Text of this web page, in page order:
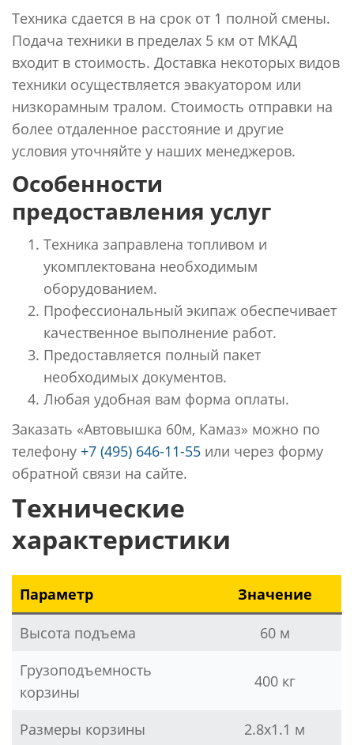
Техника сдается в на срок от 1 полной смены.
Подача техники в пределах 5 км от МКАД
входит в стоимость. Доставка некоторых видов
техники осуществляется эвакуатором или
низкорамным тралом. Стоимость отправки на
более отдаленное расстояние и другие
условия уточняйте у наших менеджеров.
Особенности
предоставления услуг
Техника заправлена топливом и
укомплектована необходимым
оборудованием.
Профессиональный экипаж обеспечивает
качественное выполнение работ.
Предоставляется полный пакет
необходимых документов.
Любая удобная вам форма оплаты.
Заказать «Автовышка 60м, Камаз» можно по
телефону +7 (495) 646-11-55 или через форму
обратной связи на сайте.
Технические
характеристики
Параметр Значение
Высота подъема
60 м
Грузоподъемность
корзины
400 кг
Размеры корзины
2.8х1.1 м